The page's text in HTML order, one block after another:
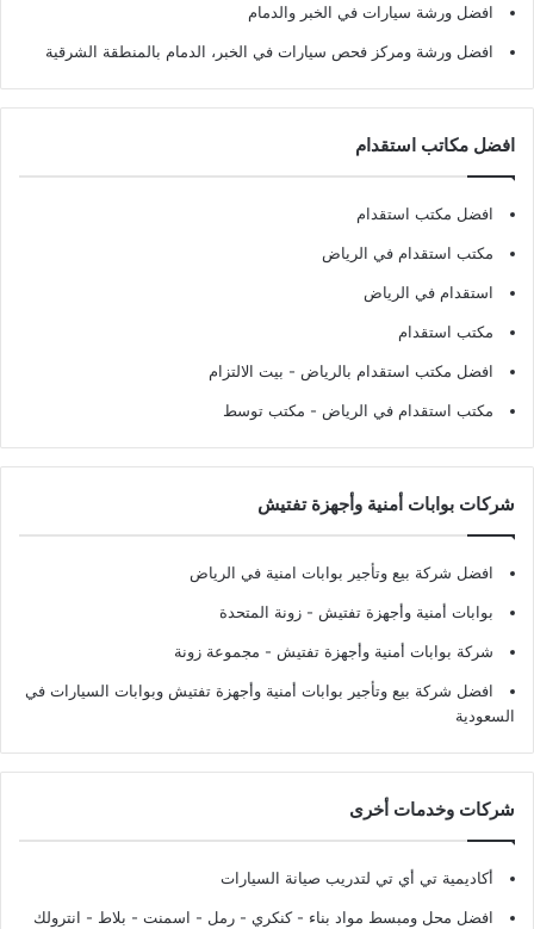
افضل ورشة سيارات في الخبر والدمام
افضل ورشة ومركز فحص سيارات في الخبر، الدمام بالمنطقة الشرقية
افضل مكاتب استقدام
افضل مكتب استقدام
مكتب استقدام في الرياض
استقدام في الرياض
مكتب استقدام
افضل مكتب استقدام بالرياض - بيت الالتزام
مكتب استقدام في الرياض - مكتب توسط
شركات بوابات أمنية وأجهزة تفتيش
افضل شركة بيع وتأجير بوابات امنية في الرياض
بوابات أمنية وأجهزة تفتيش - زونة المتحدة
شركة بوابات أمنية وأجهزة تفتيش - مجموعة زونة
افضل شركة بيع وتأجير بوابات أمنية وأجهزة تفتيش وبوابات السيارات في
السعودية
شركات وخدمات أخرى
أكاديمية تي أي تي لتدريب صيانة السيارات
افضل محل ومبسط مواد بناء - كنكري - رمل - اسمنت - بلاط - انترولك